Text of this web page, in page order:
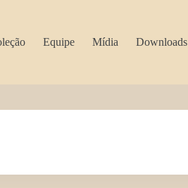
Equipe Mídia Downloads